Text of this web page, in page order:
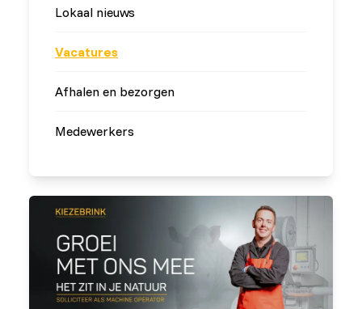
Lokaal nieuws
Vacatures
Afhalen en bezorgen
Medewerkers